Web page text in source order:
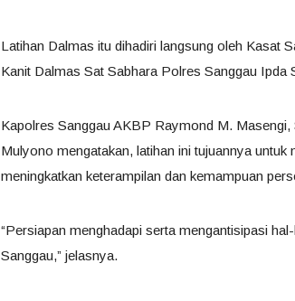
Latihan Dalmas itu dihadiri langsung oleh Kasat
Kanit Dalmas Sat Sabhara Polres Sanggau Ipda
Kapolres Sanggau AKBP Raymond M.
Mulyono mengatakan, latihan ini tujuannya
meningkatkan keterampilan dan kemampuan
“Persiapan menghadapi serta mengantisipasi
Sanggau,” jelasnya.